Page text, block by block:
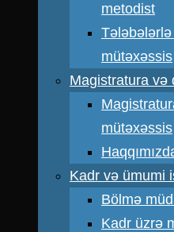
metodist
mütəxəssis
Magistratura və
mütəxəssis
Kadr və ümumi
Bölmə
Kadr üzrə